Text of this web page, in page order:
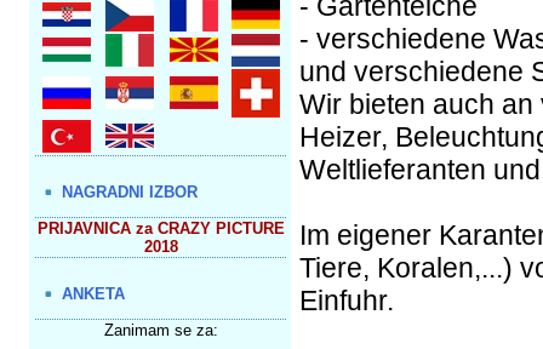
NAGRADNI IZBOR
PRIJAVNICA za CRAZY PICTURE
2018
ANKETA
Zanimam se za:
- verschiedene
und verschiedene
Wir bieten auch
Heizer,
Weltlieferanten
Im eigener
Tiere, Koralen,...)
Einfuhr.